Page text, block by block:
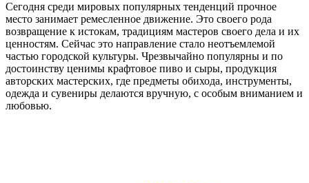
Сегодня среди мировых популярных тенденций прочное
место занимает ремесленное движение. Это своего рода
возвращение к истокам, традициям мастеров своего дела и их
ценностям. Сейчас это направление стало неотъемлемой
частью городской культуры. Чрезвычайно популярны и по
достоинству ценимы крафтовое пиво и сыры, продукция
авторских мастерских, где предметы обихода, инструменты,
одежда и сувениры делаются вручную, с особым вниманием и
любовью.